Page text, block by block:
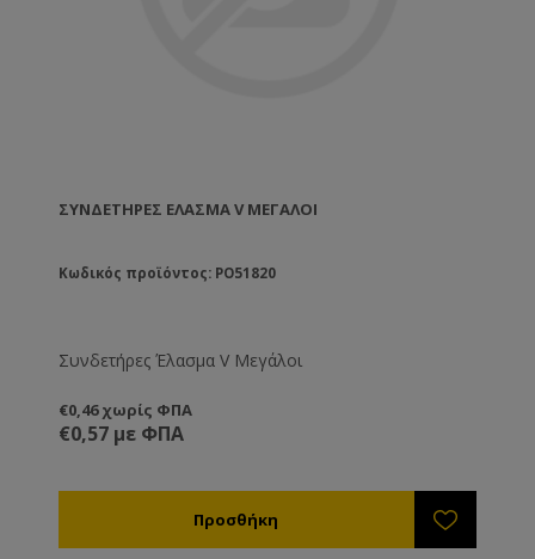
ΣΥΝΔΕΤΉΡΕΣ ΈΛΑΣΜΑ V ΜΕΓΆΛΟΙ
Κωδικός προϊόντος: PO51820
Συνδετήρες Έλασμα V Μεγάλοι
€0,46 χωρίς ΦΠΑ
€0,57 με ΦΠΑ